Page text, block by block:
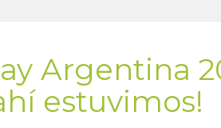
Argentina
estuvimos!